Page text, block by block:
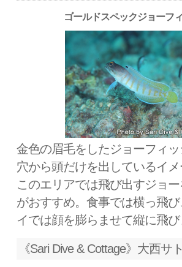
ゴールドスペックジョーフ
金色の眉毛をしたジョーフィ
穴から頭だけを出しているイメ
このエリアでは飛び出すジョ
がおすすめ。食事では横っ飛
イでは顔を膨らませて縦に飛び
《Sari Dive & Cottage》大西サ